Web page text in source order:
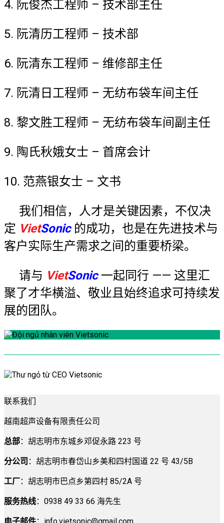
4. 阮俊杰工程师 – 技术部主任
5. 阮清历工程师 – 技术部
6. 阮清东工程师 – 维修部主任
7. 阮清日工程师 – 无纺布袋车间主任
8. 黎文胜工程师 – 无纺布袋车间副主任
9. 陶氏秋娥女士 – 首席会计
10. 范燕银女士 – 文书
我们相信，人才是关键因素，不仅决
定 VietSonic 的成功，也是在先进技术与
客户实际生产需求之间的重要桥梁。
请与 VietSonic 一起同行 —— 这里汇
聚了才华横溢、敬业且始终追求可持续发
展的团队。
联系我们
越南超声设备有限责任公司
总部：胡志明市东城乡邓促永路 223 号
分公司 ：胡志明市春岱山乡美和四村国道 22 号 43/5B
工厂：胡志明市巴点乡第四村 85/2A 号
服务热线：0938 49 33 66 海先生
电子邮件： info.vietsonic@gmail.com